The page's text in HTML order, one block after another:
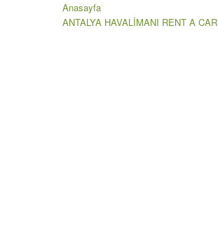
Anasayfa
ANTALYA HAVALİMANI RENT A CAR